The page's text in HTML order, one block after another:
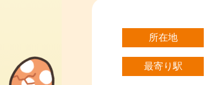
所在地
最寄り駅